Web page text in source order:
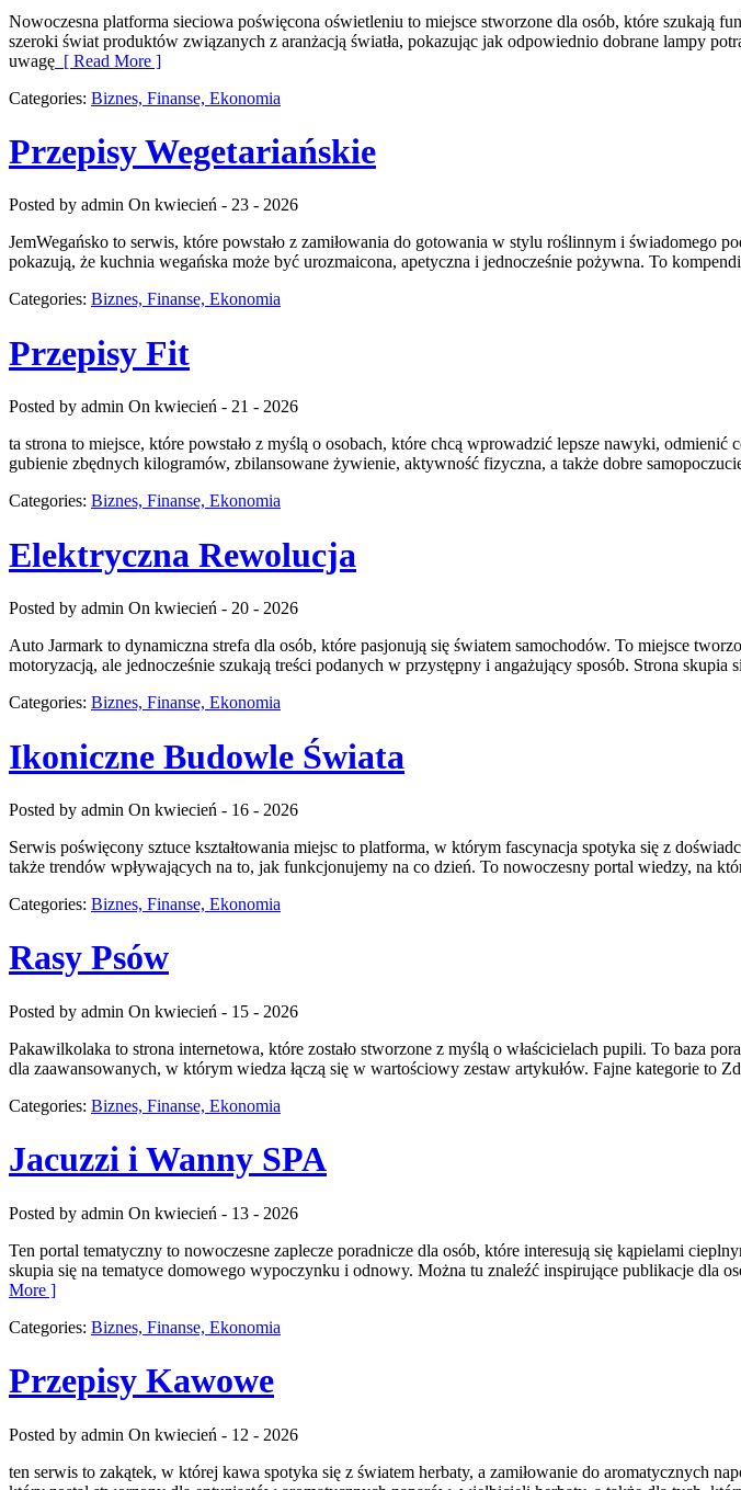
Nowoczesna platforma sieciowa poświęcona oświetleniu to miejsce stworzone dla osób, które szukają
szeroki świat produktów związanych z aranżacją światła, pokazując jak odpowiednio dobrane lampy
uwagę [ Read More ]
Categories: Biznes, Finanse, Ekonomia
Przepisy Wegetariańskie
Posted by admin On kwiecień - 23 - 2026
JemWegańsko to serwis, które powstało z zamiłowania do gotowania w stylu roślinnym i świadomego
pokazują, że kuchnia wegańska może być urozmaicona, apetyczna i jednocześnie pożywna. To
Categories: Biznes, Finanse, Ekonomia
Przepisy Fit
Posted by admin On kwiecień - 21 - 2026
ta strona to miejsce, które powstało z myślą o osobach, które chcą wprowadzić lepsze nawyki,
gubienie zbędnych kilogramów, zbilansowane żywienie, aktywność fizyczna, a także dobre
Categories: Biznes, Finanse, Ekonomia
Elektryczna Rewolucja
Posted by admin On kwiecień - 20 - 2026
Auto Jarmark to dynamiczna strefa dla osób, które pasjonują się światem samochodów. To miejsce
motoryzacją, ale jednocześnie szukają treści podanych w przystępny i angażujący sposób. Strona
Categories: Biznes, Finanse, Ekonomia
Ikoniczne Budowle Świata
Posted by admin On kwiecień - 16 - 2026
Serwis poświęcony sztuce kształtowania miejsc to platforma, w którym fascynacja spotyka się z
także trendów wpływających na to, jak funkcjonujemy na co dzień. To nowoczesny portal wiedzy, na
Categories: Biznes, Finanse, Ekonomia
Rasy Psów
Posted by admin On kwiecień - 15 - 2026
Pakawilkolaka to strona internetowa, które zostało stworzone z myślą o właścicielach pupili. To baza
dla zaawansowanych, w którym wiedza łączą się w wartościowy zestaw artykułów. Fajne kategorie to
Categories: Biznes, Finanse, Ekonomia
Jacuzzi i Wanny SPA
Posted by admin On kwiecień - 13 - 2026
Ten portal tematyczny to nowoczesne zaplecze poradnicze dla osób, które interesują się kąpielami
skupia się na tematyce domowego wypoczynku i odnowy. Można tu znaleźć inspirujące publikacje dla
More ]
Categories: Biznes, Finanse, Ekonomia
Przepisy Kawowe
Posted by admin On kwiecień - 12 - 2026
ten serwis to zakątek, w której kawa spotyka się z światem herbaty, a zamiłowanie do aromatycznych